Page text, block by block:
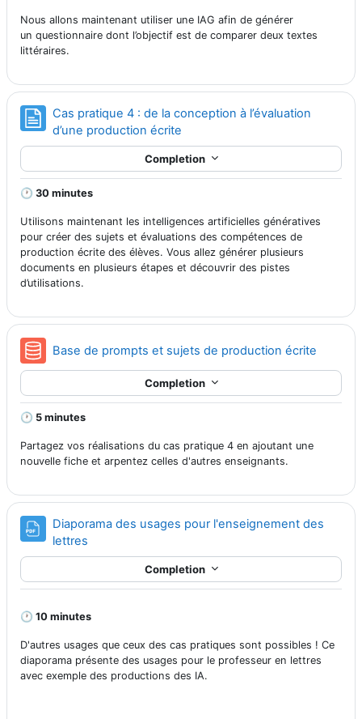
Nous allons maintenant utiliser une IAG afin de générer
un questionnaire dont l’objectif est de comparer deux textes
littéraires.
Cas pratique 4 : de la conception à l’évaluation
d’une production écrite
Completion
🕐 30 minutes
Utilisons maintenant les intelligences artificielles génératives
pour créer des sujets et évaluations des compétences de
production écrite des élèves. Vous allez générer plusieurs
documents en plusieurs étapes et découvrir des pistes
d’utilisations.
Base de prompts et sujets de production écrite
Completion
🕐 5 minutes
Partagez vos réalisations du cas pratique 4 en ajoutant une
nouvelle fiche et arpentez celles d'autres enseignants.
Diaporama des usages pour l'enseignement des
lettres
Completion
🕐 10 minutes
D'autres usages que ceux des cas pratiques sont possibles ! Ce
diaporama présente des usages pour le professeur en lettres
avec exemple des productions des IA.